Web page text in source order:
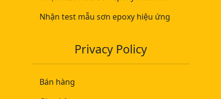
Nhận test mẫu sơn epoxy hiệu ứng
Privacy Policy
Bán hàng